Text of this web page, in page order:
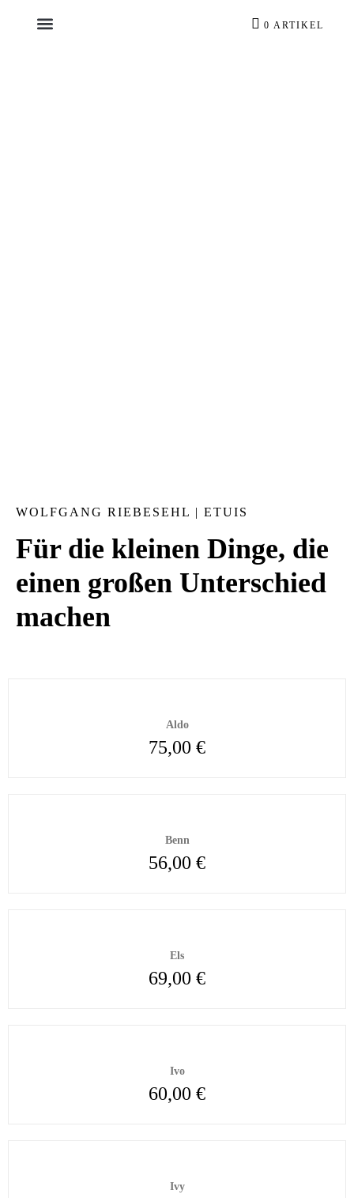
0 ARTIKEL
WOLFGANG RIEBESEHL | ETUIS
Für die kleinen Dinge, die
einen großen Unterschied
machen
Aldo
75,00 €
Benn
56,00 €
Els
69,00 €
Ivo
60,00 €
Ivy